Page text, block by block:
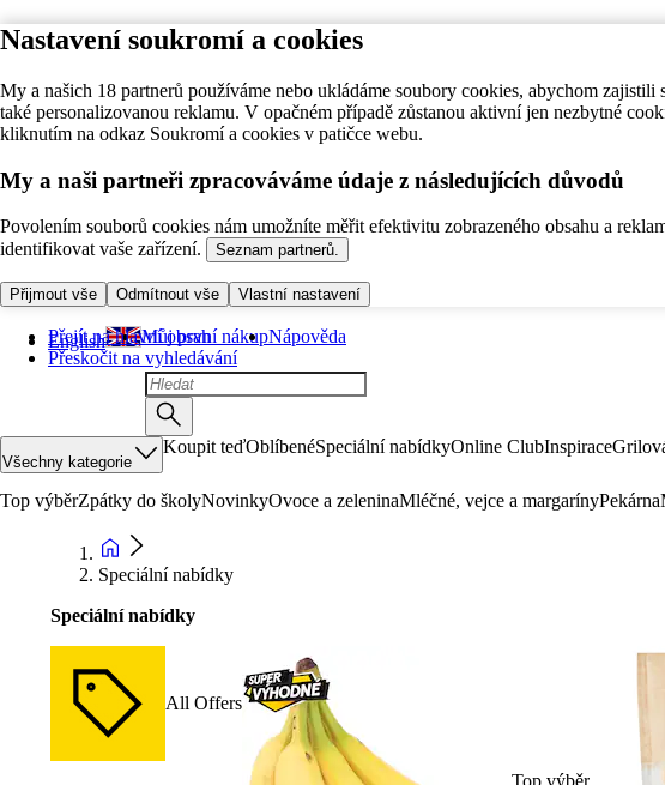
Nastavení soukromí a cookies
My a našich 18 partnerů používáme nebo ukládáme soubory cookies, abychom
také personalizovanou reklamu. V opačném případě zůstanou aktivní jen nezbytné
kliknutím na odkaz Soukromí a cookies v patičce webu.
My a naši partneři zpracováváme údaje z následujících důvodů
Povolením souborů cookies nám umožníte měřit efektivitu zobrazeného obsahu a
identifikovat vaše zařízení.
Seznam partnerů.
Přijmout vše Odmítnout vše Vlastní nastavení
Přejít na hlavní obsah
Přeskočit na vyhledávání
English Můj první nákupNápověda
Všechny kategorie
Koupit teďOblíbenéSpeciální nabídkyOnline ClubInspirace
Top výběrZpátky do školyNovinkyOvoce a zeleninaMléčné, vejce a margarínyPekárna
Speciální nabídky
Speciální nabídky
All Offers
Top výběr